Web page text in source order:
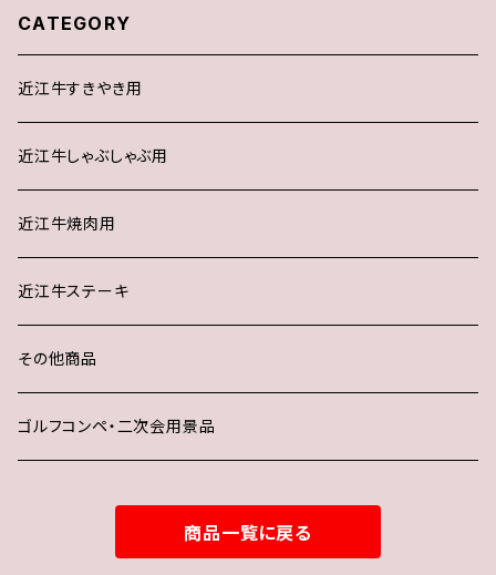
CATEGORY
近江牛すきやき用
近江牛しゃぶしゃぶ用
近江牛焼肉用
近江牛ステーキ
その他商品
ゴルフコンペ・二次会用景品
商品一覧に戻る